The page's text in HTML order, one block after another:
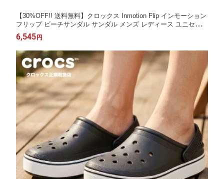
【30%OFF!! 送料無料】クロックス Inmotion Flip インモーション
フリップ ビーチサンダル サンダル メンズ レディース ユニセック
ス 211101 crocs ビーサン クロスライト クロックス正規取扱店 セ
ール
6,545 円